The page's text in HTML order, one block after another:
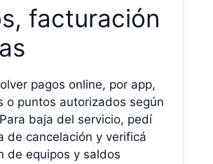
facturación
pagos online, por app,
o puntos autorizados según
baja del servicio, pedí
de cancelación y verificá
de equipos y saldos